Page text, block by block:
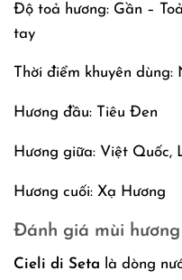
Độ toả hương: Gần –
tay
Thời điểm khuyên dùng:
Hương đầu: Tiêu Đen
Hương giữa: Việt Quốc,
Hương cuối: Xạ Hương
Đánh giá mùi
Cieli di Seta là dòng